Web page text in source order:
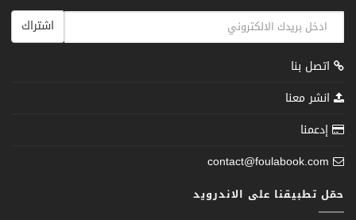
اشتراك
اتصل بنا
انشر معنا
إدعمنا
contact@foulabook.com
حمّل تطبيقنا على الاندرويد